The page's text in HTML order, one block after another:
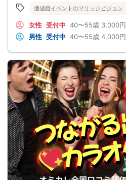
価値婚イベントのマリッジビジョン
女性 受付中 40〜55歳 3,000円
男性 受付中 40〜55歳 4,000円